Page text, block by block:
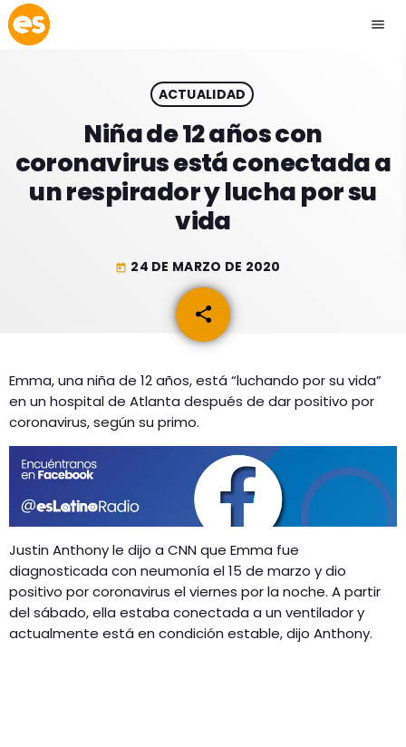
menu
EMISIÓN LA PAZ
play_arrow EMISIÓN COCHABAMBA
ESLATINO NEWS
ESPECTÁCULOS
GEEKERS
ENTRETENIMIENTO
INICIO
RADIO SPLENDID
ACTUALIDAD
Niña de 12 años con
coronavirus está conectada a
un respirador y lucha por su
vida
today 24 DE MARZO DE 2020
share
email
Emma, una niña de 12 años, está “luchando por su vida”
en un hospital de Atlanta después de dar positivo por
coronavirus, según su primo.
Justin Anthony le dijo a CNN que Emma fue
diagnosticada con neumonía el 15 de marzo y dio
positivo por coronavirus el viernes por la noche. A partir
del sábado, ella estaba conectada a un ventilador y
actualmente está en condición estable, dijo Anthony.